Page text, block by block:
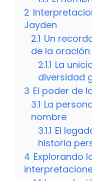
2
Jayden
2.1 Un
de la oración
2.1.1 La
diversidad
3 El poder de
3.1 La
nombre
3.1.1 El
historia
4 Explorando